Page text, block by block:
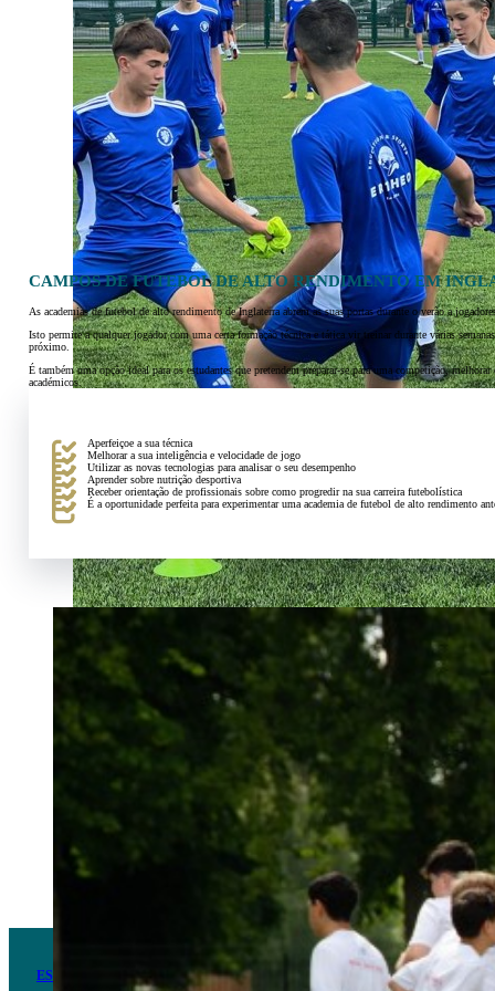
CAMPOS DE FUTEBOL DE ALTO RENDIMENTO EM
As academias de futebol de alto rendimento de Inglaterra abrem as suas portas durante o verão a
Isto permite a qualquer jogador com uma certa formação técnica e tática vir treinar durante várias
próximo.
É também uma opção ideal para os estudantes que pretendem preparar-se para uma competição,
académicos.
Aperfeiçoe a sua técnica
Melhorar a sua inteligência e velocidade de jogo
Utilizar as novas tecnologias para analisar o seu desempenho
Aprender sobre nutrição desportiva
Receber orientação de profissionais sobre como progredir na sua carreira futebolística
É a oportunidade perfeita para experimentar uma academia de futebol de alto rendimento
ESCOLA DE FUTEBOL NA INGLATERRA – ACAMPAMENTO DE ALTO